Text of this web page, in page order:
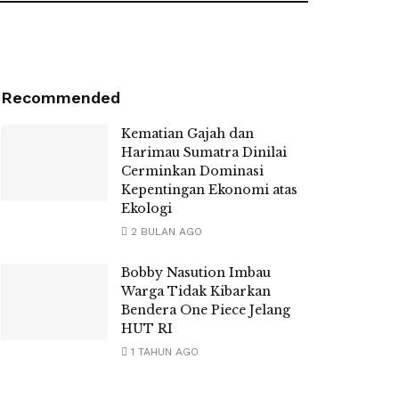
Recommended
Kematian Gajah dan
Harimau Sumatra Dinilai
Cerminkan Dominasi
Kepentingan Ekonomi atas
Ekologi
2 BULAN AGO
Bobby Nasution Imbau
Warga Tidak Kibarkan
Bendera One Piece Jelang
HUT RI
1 TAHUN AGO